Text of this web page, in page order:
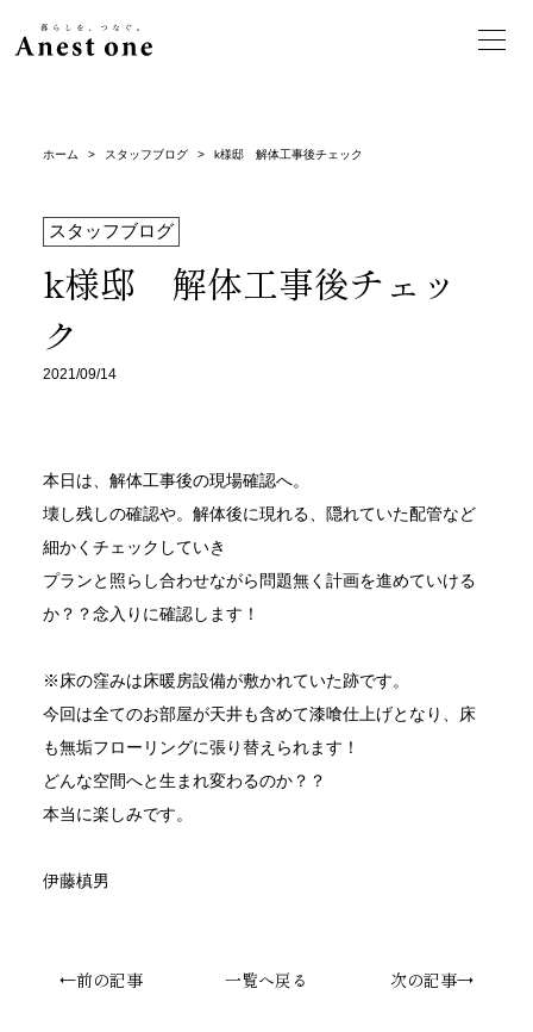
ホーム > スタッフブログ > k様邸 解体工事後チェック
スタッフブログ
k様邸 解体工事後チェッ
ク
2021/09/14
本日は、解体工事後の現場確認へ。
壊し残しの確認や。解体後に現れる、隠れていた配管など
細かくチェックしていき
プランと照らし合わせながら問題無く計画を進めていける
か？？念入りに確認します！
※床の窪みは床暖房設備が敷かれていた跡です。
今回は全てのお部屋が天井も含めて漆喰仕上げとなり、床
も無垢フローリングに張り替えられます！
どんな空間へと生まれ変わるのか？？
本当に楽しみです。
伊藤槙男
←前の記事 一覧へ戻る 次の記事→